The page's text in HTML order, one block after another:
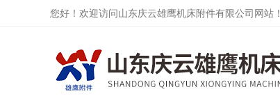
您好！欢迎访问山东庆云雄鹰机床附件有限公司网站！